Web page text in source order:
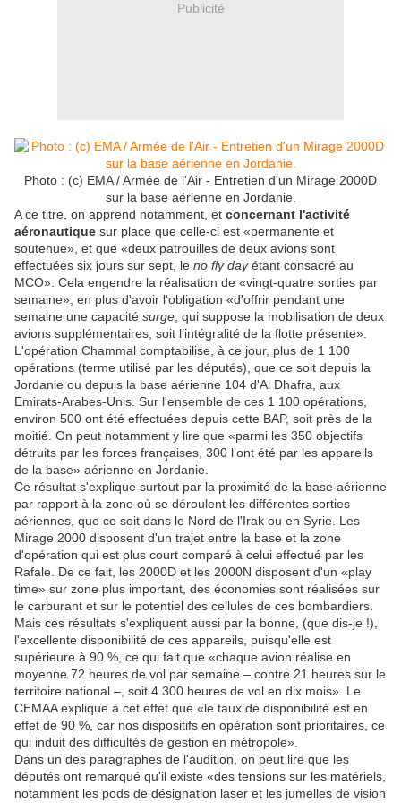
Publicité
Photo : (c) EMA / Armée de l'Air - Entretien d'un Mirage 2000D
sur la base aérienne en Jordanie.
A ce titre, on apprend notamment, et concernant l'activité
aéronautique sur place que celle-ci est «permanente et
soutenue», et que «deux patrouilles de deux avions sont
effectuées six jours sur sept, le no fly dayétant consacré au
MCO». Cela engendre la réalisation de «vingt-quatre sorties par
semaine», en plus d'avoir l'obligation «d'offrir pendant une
semaine une capacité surge , qui suppose la mobilisation de deux
avions supplémentaires, soit l’intégralité de la flotte présente».
L'opération Chammal comptabilise, à ce jour, plus de 1 100
opérations (terme utilisé par les députés), que ce soit depuis la
Jordanie ou depuis la base aérienne 104 d'Al Dhafra, aux
Emirats-Arabes-Unis. Sur l'ensemble de ces 1 100 opérations,
environ 500 ont été effectuées depuis cette BAP, soit près de la
moitié. On peut notamment y lire que «parmi les 350 objectifs
détruits par les forces françaises, 300 l’ont été par les appareils
de la base» aérienne en Jordanie.
Ce résultat s'explique surtout par la proximité de la base aérienne
par rapport à la zone où se déroulent les différentes sorties
aériennes, que ce soit dans le Nord de l'Irak ou en Syrie. Les
Mirage 2000 disposent d'un trajet entre la base et la zone
d'opération qui est plus court comparé à celui effectué par les
Rafale. De ce fait, les 2000D et les 2000N disposent d'un «play
time» sur zone plus important, des économies sont réalisées sur
le carburant et sur le potentiel des cellules de ces bombardiers.
Mais ces résultats s'expliquent aussi par la bonne, (que dis-je !),
l'excellente disponibilité de ces appareils, puisqu'elle est
supérieure à 90 %, ce qui fait que «chaque avion réalise en
moyenne 72 heures de vol par semaine – contre 21 heures sur le
territoire national –, soit 4 300 heures de vol en dix mois». Le
CEMAA explique à cet effet que «le taux de disponibilité est en
effet de 90 %, car nos dispositifs en opération sont prioritaires, ce
qui induit des difficultés de gestion en métropole».
Dans un des paragraphes de l'audition, on peut lire que les
députés ont remarqué qu'il existe «des tensions sur les matériels,
notamment les pods de désignation laser et les jumelles de vision